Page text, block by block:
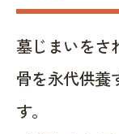
墓じまいをさ
骨を永代供養
す。